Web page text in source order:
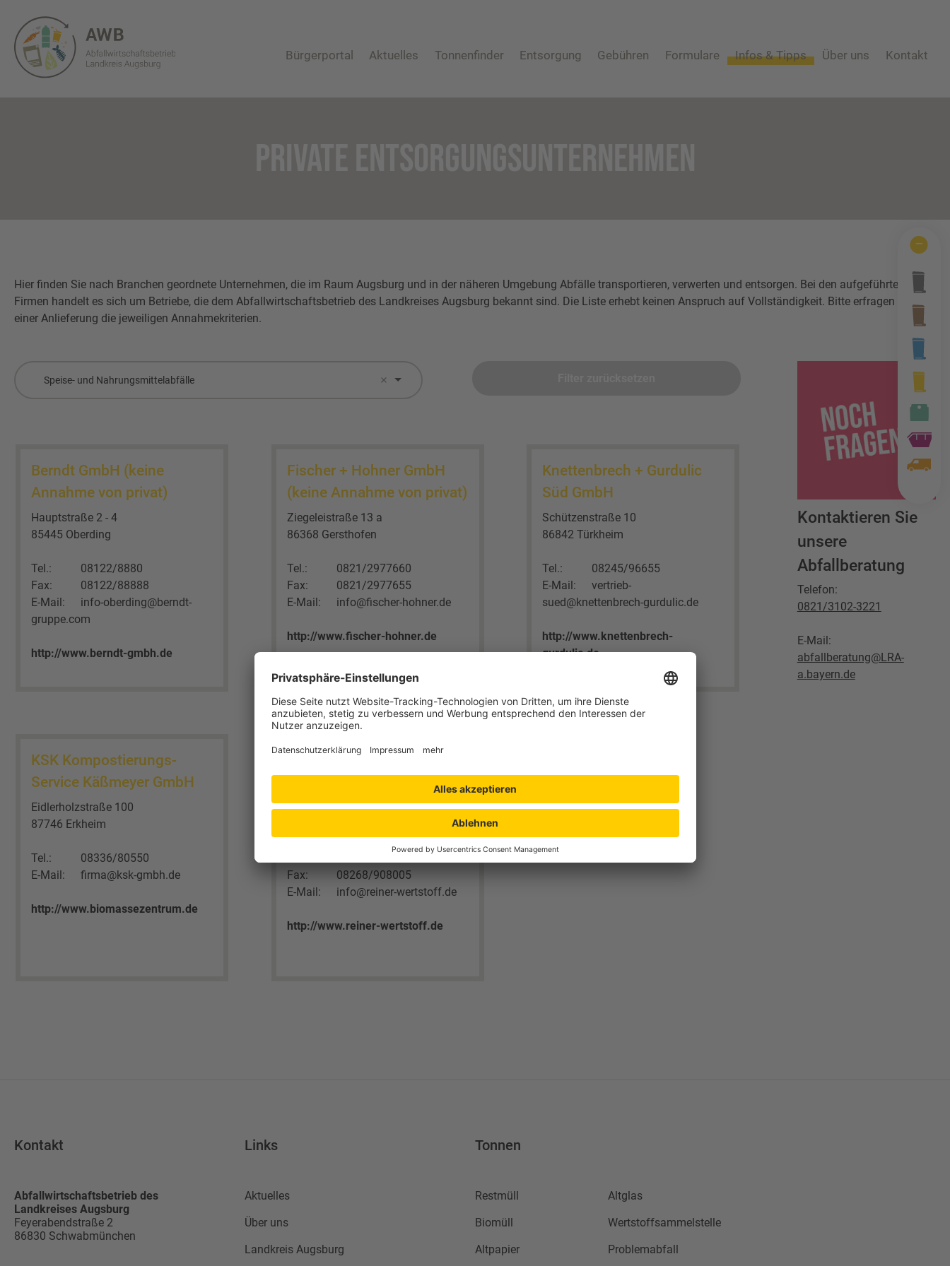
Bürgerportal Aktuelles Tonnenfinder Entsorgung Gebühren Formulare Infos & Tipps Über uns Kontakt
Hier finden Sie nach Branchen geordnete Unternehmen, die im Raum Augsburg und in der näheren Umgebung Abfälle transportieren, verwerten und entsorgen. Bei den aufgeführten
Firmen handelt es sich um Betriebe, die dem Abfallwirtschaftsbetrieb des Landkreises Augsburg bekannt sind. Die Liste erhebt keinen Anspruch auf Vollständigkeit. Bitte erfragen Sie vor
einer Anlieferung die jeweiligen Annahmekriterien.
Speise- und Nahrungsmittelabfälle
Berndt GmbH (keine
Annahme von privat)
Hauptstraße 2 - 4
85445 Oberding
Tel.:
08122/8880
Fax:
08122/88888
E-Mail:
info-oberding@berndt-
gruppe.com
http://www.berndt-gmbh.de
Fischer + Hohner GmbH
(keine Annahme von privat)
Ziegeleistraße 13 a
86368 Gersthofen
Tel.:
0821/2977660
Fax:
0821/2977655
E-Mail:
info@fischer-hohner.de
http://www.fischer-hohner.de
Knettenbrech + Gurdulic
Süd GmbH
Schützenstraße 10
86842 Türkheim
Tel.:
08245/96655
E-Mail:
vertrieb-
sued@knettenbrech-gurdulic.de
http://www.knettenbrech-
gurdulic.de
KSK Kompostierungs-
Service Käßmeyer GmbH
Eidlerholzstraße 100
87746 Erkheim
Tel.:
08336/80550
E-Mail:
firma@ksk-gmbh.de
http://www.biomassezentrum.de
Reiner Wertstoffrecycling
Ramminger Straße 5
Fax:
08268/908005
E-Mail:
info@reiner-wertstoff.de
http://www.reiner-wertstoff.de
Kontaktieren Sie
unsere
Abfallberatung
Telefon:
0821/3102-3221
E-Mail:
abfallberatung@LRA-
a.bayern.de
Kontakt
Abfallwirtschaftsbetrieb des
Landkreises Augsburg
Feyerabendstraße 2
86830 Schwabmünchen
Links
Aktuelles
Über uns
Landkreis Augsburg
Tonnen
Restmüll
Biomüll
Altpapier
Altglas
Wertstoffsammelstelle
Problemabfall